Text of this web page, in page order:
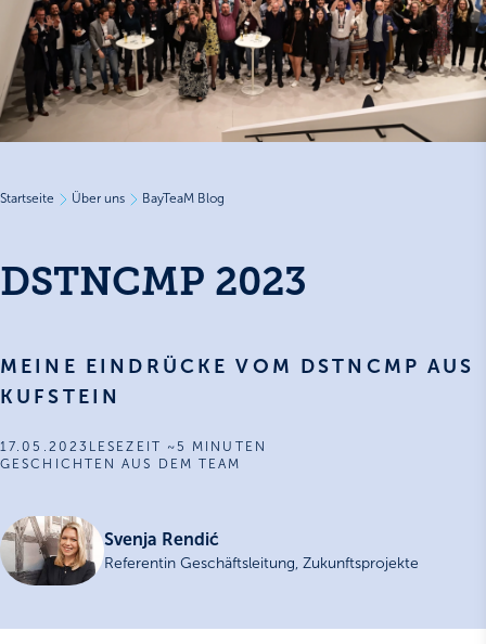
Startseite Über uns BayTeaM Blog
DSTNCMP 2023
MEINE EINDRÜCKE VOM DSTNCMP AUS
KUFSTEIN
17.05.2023 LESEZEIT ~5 MINUTEN
GESCHICHTEN AUS DEM TEAM
Svenja Rendić
Referentin Geschäftsleitung, Zukunftsprojekte